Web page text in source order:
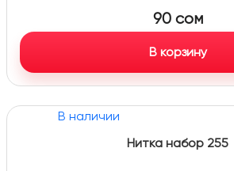
90 сом
В корзину
В наличии
Нитка набор 255